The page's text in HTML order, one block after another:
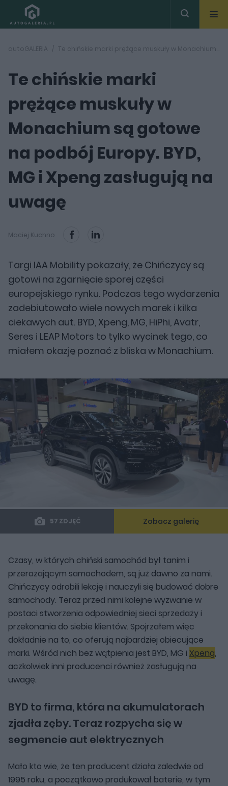
autoGALERIA Te chińskie marki prężące muskuły w Monachium są gotowe na podbój Europy. BYD, MG i Xpeng zasługują na uwagę
Te chińskie marki
prężące muskuły w
Monachium są gotowe
na podbój Europy. BYD,
MG i Xpeng zasługują na
uwagę
Maciej Kuchno
Targi IAA Mobility pokazały, że Chińczycy są
gotowi na zgarnięcie sporej części
europejskiego rynku. Podczas tego wydarzenia
zadebiutowało wiele nowych marek i kilka
ciekawych aut. BYD, Xpeng, MG, HiPhi, Avatr,
Seres i LEAP Motors to tylko wycinek tego, co
miałem okazję poznać z bliska w Monachium.
57 ZDJĘĆ Zobacz galerię
Czasy, w których chiński samochód był tanim i
przerażającym samochodem, są już dawno za nami.
Chińczycy odrobili lekcję i nauczyli się budować dobre
samochody. Teraz przed nimi kolejne wyzwanie w
postaci stworzenia odpowiedniej sieci sprzedaży i
przekonania do siebie klientów. Spojrzałem więc
dokładnie na to, co oferują najbardziej obiecujące
marki. Wśród nich bez wątpienia jest BYD, MG i Xpeng,
aczkolwiek inni producenci również zasługują na
uwagę.
BYD to firma, która na akumulatorach
zjadła zęby. Teraz rozpycha się w
segmencie aut elektrycznych
Mało kto wie, że ten producent działa zaledwie od
1995 roku, a początkowo produkował baterie, w tym